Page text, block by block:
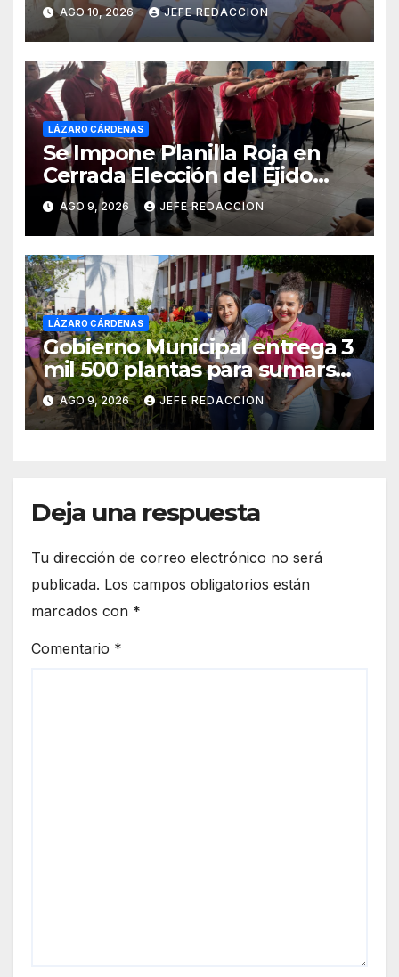
Edición
AGO 10, 2026 JEFE REDACCION
LÁZARO CÁRDENAS
Se Impone Planilla Roja en
Cerrada Elección del Ejido
Melchor Ocampo en Lázaro
Cárdenas
AGO 9, 2026 JEFE REDACCION
LÁZARO CÁRDENAS
Gobierno Municipal entrega 3
mil 500 plantas para sumarse
a la Jornada Nacional de
Reforestación
AGO 9, 2026 JEFE REDACCION
Deja una respuesta
Tu dirección de correo electrónico no será
publicada. Los campos obligatorios están
marcados con *
Comentario *